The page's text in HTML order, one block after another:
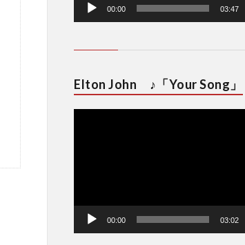
00:00 03:47
Elton John ♪「Your Song」
動
00:00 03:02